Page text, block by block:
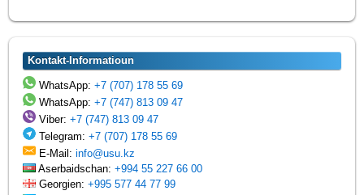
Kontakt-Informatioun
WhatsApp:+7 (707) 178 55 69
WhatsApp:+7 (747) 813 09 47
Viber:+7 (747) 813 09 47
Telegram:+7 (707) 178 55 69
E-Mail:info@usu.kz
Aserbaidschan:+994 55 227 66 00
Georgien:+995 577 44 77 99